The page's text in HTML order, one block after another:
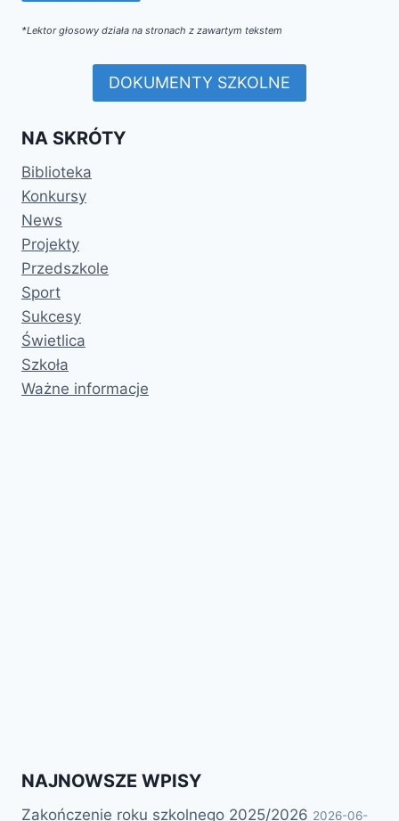
*Lektor głosowy działa na stronach z zawartym tekstem
DOKUMENTY SZKOLNE
NA SKRÓTY
Biblioteka
Konkursy
News
Projekty
Przedszkole
Sport
Sukcesy
Świetlica
Szkoła
Ważne informacje
NAJNOWSZE WPISY
Zakończenie roku szkolnego 2025/2026 2026-06-